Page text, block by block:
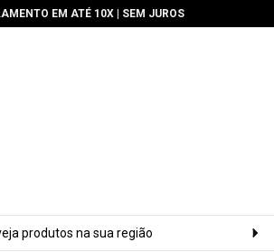
EM ATÉ 10X | SEM JUROS
produtos na sua região